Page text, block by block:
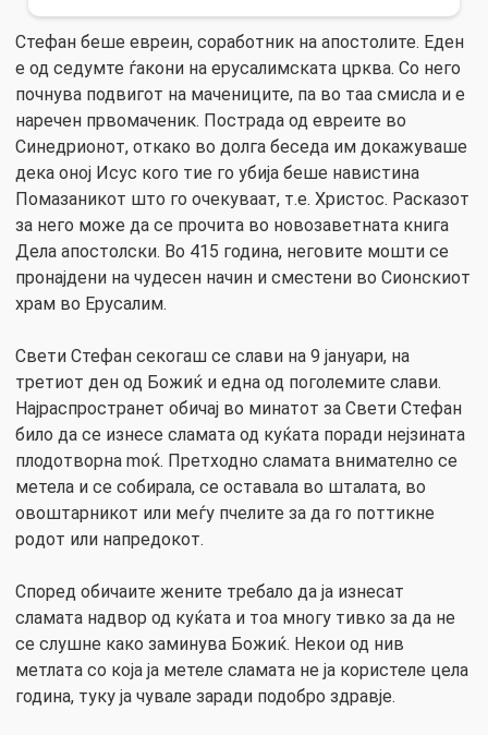
Стефан беше евреин, соработник на апостолите. Еден
е од седумте ѓакони на ерусалимската црква. Со него
почнува подвигот на мачениците, па во таа смисла и е
наречен првомаченик. Пострада од евреите во
Синедрионот, откако во долга беседа им докажуваше
дека оној Исус кого тие го убија беше навистина
Помазаникот што го очекуваат, т.е. Христос. Расказот
за него може да се прочита во новозаветната книга
Дела апостолски. Во 415 година, неговите мошти се
пронајдени на чудесен начин и сместени во Сионскиот
храм во Ерусалим.
Свети Стефан секогаш се слави на 9 јануари, на
третиот ден од Божиќ и една од поголемите слави.
Најраспространет обичај во минатот за Свети Стефан
било да се изнесе сламата од куќата поради нејзината
плодотвopна moќ. Претходно сламата внимателно се
метела и се собирала, се оставала во шталата, во
овоштарникот или меѓу пчелите за да го поттикне
poдот или напредокот.
Според обичаите жените требало да ја изнесат
сламата надвор од куќата и тоа многу тивко за да не
се слушне како заминува Божиќ. Некои од нив
метлата со која ја метеле сламата не ја користеле цела
година, туку ја чувале заради подобро здравје.